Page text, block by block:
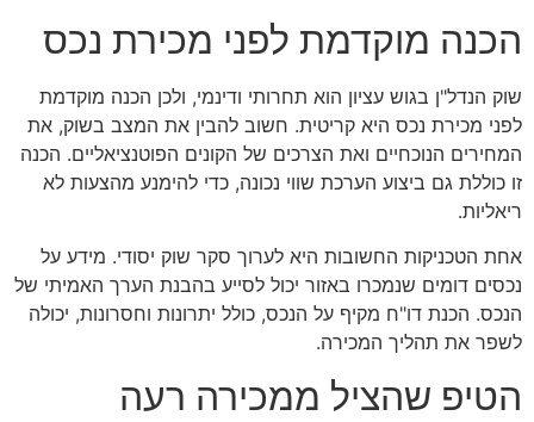
הכנה מוקדמת לפני מכירת נכס
שוק הנדל"ן בגוש עציון הוא תחרותי ודינמי, ולכן הכנה מוקדמת
לפני מכירת נכס היא קריטית. חשוב להבין את המצב בשוק, את
המחירים הנוכחיים ואת הצרכים של הקונים הפוטנציאליים. הכנה
זו כוללת גם ביצוע הערכת שווי נכונה, כדי להימנע מהצעות לא
ריאליות.
אחת הטכניקות החשובות היא לערוך סקר שוק יסודי. מידע על
נכסים דומים שנמכרו באזור יכול לסייע בהבנת הערך האמיתי של
הנכס. הכנת דו"ח מקיף על הנכס, כולל יתרונות וחסרונות, יכולה
לשפר את תהליך המכירה.
הטיפ שהציל ממכירה רעה